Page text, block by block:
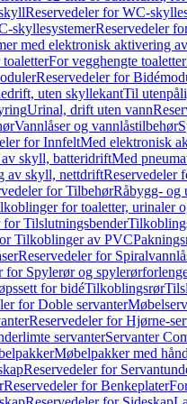
Reservedeler for WC-
skyllesystemerReservedeler
med elektronisk aktivering
For vegghengte toaletter
Reservedeler for
uten skyllekantTil
Urinal, drift uten vann
Vannlåser og vannlåstilbehør
for InnfeltMed elektronisk
skyll, batteridriftMed
av skyll, nettdriftReservedeler
for TilbehørRåbygg- og
for toaletter, urinaler
for Tilslutningsbender
Tilkoblinger av PVC
Reservedeler for
for Spylerør og
for bidéTilkoblingsrør
for Doble servanter
Reservedeler for Hjørne-
servanterServanter
Møbelpakker med
Reservedeler for
Reservedeler for Benkeplater